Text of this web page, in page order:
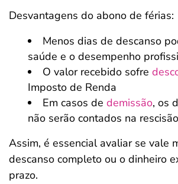
Desvantagens do abono de férias:
Menos dias de descanso
saúde e o desempenho
O valor recebido sofre
Imposto de Renda
Em casos de demissão, os
não serão contados na rescisão
Assim, é essencial avaliar se vale
descanso completo ou o dinheiro
prazo.